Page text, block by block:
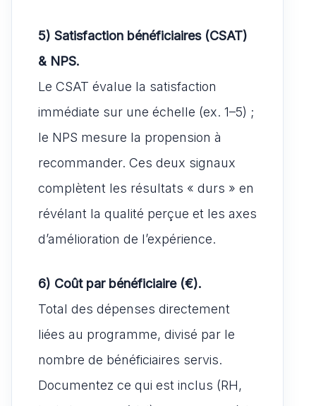
5) Satisfaction bénéficiaires (CSAT)
& NPS.
Le CSAT évalue la satisfaction
immédiate sur une échelle (ex. 1–5) ;
le NPS mesure la propension à
recommander. Ces deux signaux
complètent les résultats « durs » en
révélant la qualité perçue et les axes
d’amélioration de l’expérience.
6) Coût par bénéficiaire (€).
Total des dépenses directement
liées au programme, divisé par le
nombre de bénéficiaires servis.
Documentez ce qui est inclus (RH,